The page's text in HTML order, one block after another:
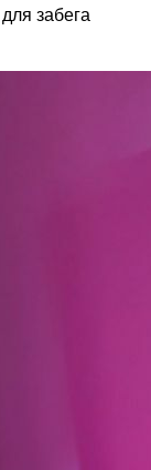
забега